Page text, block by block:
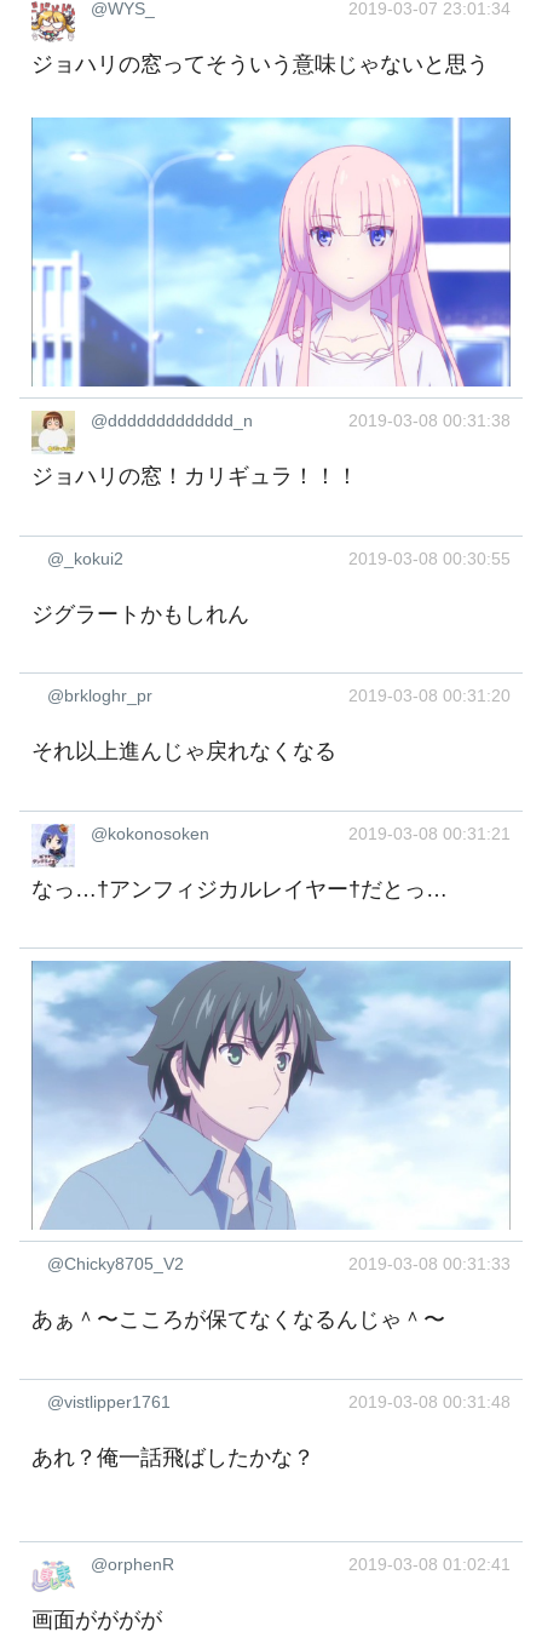
@WYS_ 2019-03-07 23:01:34
ジョハリの窓ってそういう意味じゃないと思う
@ddddddddddddd_n 2019-03-08 00:31:38
ジョハリの窓！カリギュラ！！！
@_kokui2 2019-03-08 00:30:55
ジグラートかもしれん
@brkloghr_pr 2019-03-08 00:31:20
それ以上進んじゃ戻れなくなる
@kokonosoken 2019-03-08 00:31:21
なっ…†アンフィジカルレイヤー†だとっ…
@Chicky8705_V2 2019-03-08 00:31:33
あぁ＾〜こころが保てなくなるんじゃ＾〜
@vistlipper1761 2019-03-08 00:31:48
あれ？俺一話飛ばしたかな？
@orphenR 2019-03-08 01:02:41
画面がががが ‍